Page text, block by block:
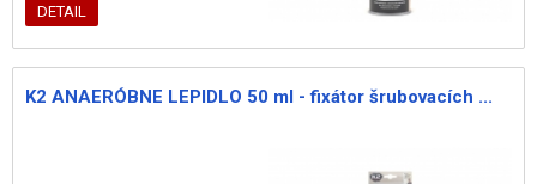
DETAIL
K2 ANAERÓBNE LEPIDLO 50 ml - fixátor šrubovacích ...